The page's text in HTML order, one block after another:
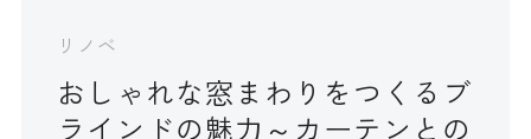
リノベ
おしゃれな窓まわりをつくるブ
ラインドの魅力～カーテンとの